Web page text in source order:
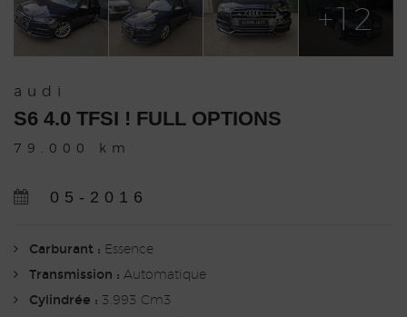
+12
audi
S6 4.0 TFSI ! FULL OPTIONS
79.000 km
05-2016
Carburant : Essence
Transmission : Automatique
Cylindrée : 3.993 Cm3